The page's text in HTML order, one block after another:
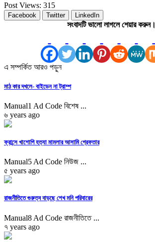
Post Views: 315
Facebook Twitter LinkedIn
সংবাদটি ভালো লাগলে শেয়ার করুন।
এ সম্পর্কিত আরও পড়ুন
মাঠ কার দখলে- বাইডেন না ট্রাম্প
Manual1 Ad Code বিশেষ ...
৬ years ago
ফ্রান্সে খাশোগি হত্যা মামলার আসামি গ্রেফতার
Manual5 Ad Code নিউজ ...
৫ years ago
রাজনীতিতে গুরুত্ব বাড়ছে শেখ মনি পরিবারের
Manual8 Ad Code রাজনীতিতে ...
৭ years ago